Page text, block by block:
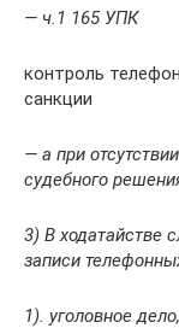
— ч.1 165 УПК
контроль
санкции
— а при
судебного
3) В ходатайстве
записи
1). уголовное